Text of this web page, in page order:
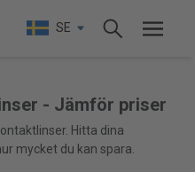
SE
- Jämför priser
Hitta dina
mycket du kan spara.